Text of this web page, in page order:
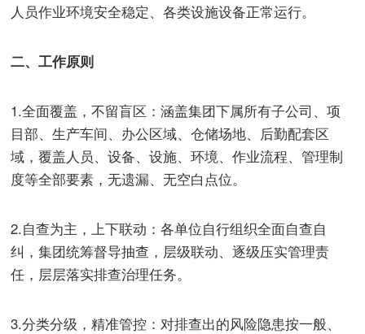
人员作业环境安全稳定、各类设施设备正常运行。
二、工作原则
1.全面覆盖，不留盲区：涵盖集团下属所有子公司、项
目部、生产车间、办公区域、仓储场地、后勤配套区
域，覆盖人员、设备、设施、环境、作业流程、管理制
度等全部要素，无遗漏、无空白点位。
2.自查为主，上下联动：各单位自行组织全面自查自
纠，集团统筹督导抽查，层级联动、逐级压实管理责
任，层层落实排查治理任务。
3.分类分级，精准管控：对排查出的风险隐患按一般、